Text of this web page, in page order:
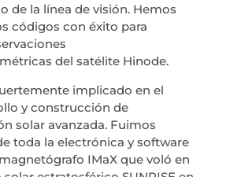
de la línea de visión. Hemos
códigos con éxito para
del satélite Hinode.
implicado en el
y construcción de
solar avanzada. Fuimos
toda la electrónica y software
IMaX que voló en